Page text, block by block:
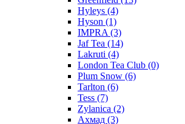
Hyleys (4)
Hyson (1)
IMPRA (3)
Jaf Tea (14)
Lakruti (4)
London Tea Club (0)
Plum Snow (6)
Tarlton (6)
Tess (7)
Zylanica (2)
Ахмад (3)